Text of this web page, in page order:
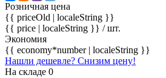
Розничная цена
{{ priceOld | localeString }}
{{ price | localeString }} / шт.
Экономия
{{ economy*number | localeString }}
Нашли дешевле? Снизим цену!
На складе 0